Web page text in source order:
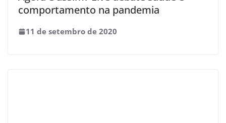
comportamento na pandemia
11 de setembro de 2020